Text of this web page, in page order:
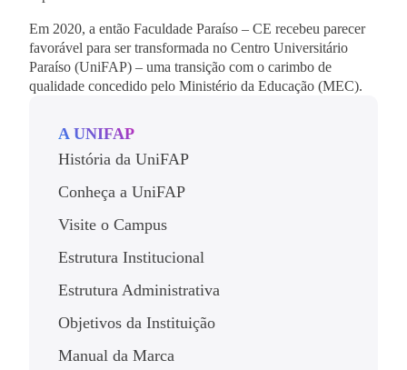
Em 2020, a então Faculdade Paraíso – CE recebeu parecer
favorável para ser transformada no Centro Universitário
Paraíso (UniFAP) – uma transição com o carimbo de
qualidade concedido pelo Ministério da Educação (MEC).
A UNIFAP
História da UniFAP
Conheça a UniFAP
Visite o Campus
Estrutura Institucional
Estrutura Administrativa
Objetivos da Instituição
Manual da Marca